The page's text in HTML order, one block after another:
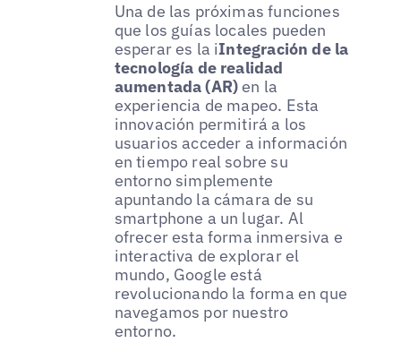
Una de las próximas funciones
que los guías locales pueden
esperar es la iIntegración de la
tecnología de realidad
aumentada (AR) en la
experiencia de mapeo. Esta
innovación permitirá a los
usuarios acceder a información
en tiempo real sobre su
entorno simplemente
apuntando la cámara de su
smartphone a un lugar. Al
ofrecer esta forma inmersiva e
interactiva de explorar el
mundo, Google está
revolucionando la forma en que
navegamos por nuestro
entorno.